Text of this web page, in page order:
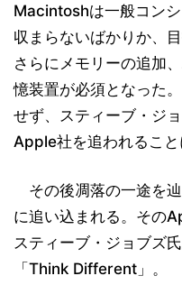
Macintoshは一般コン
収まらないばかりか、
さらにメモリーの追加
憶装置が必須となった
せず、スティーブ・ジ
Apple社を追われること
その後凋落の一途を
に追い込まれる。その
スティーブ・ジョブズ
「Think Different」。